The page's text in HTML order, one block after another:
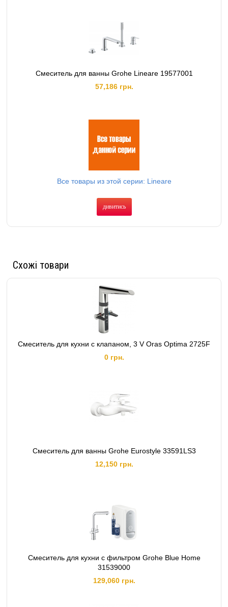
Смеситель для ванны Grohe Lineare 19577001
57,186 грн.
Все товары из этой серии: Lineare
дивитись
Схожі товари
Смеситель для кухни с клапаном, 3 V Oras Optima 2725F
0 грн.
Смеситель для ванны Grohe Eurostyle 33591LS3
12,150 грн.
Смеситель для кухни с фильтром Grohe Blue Home
31539000
129,060 грн.